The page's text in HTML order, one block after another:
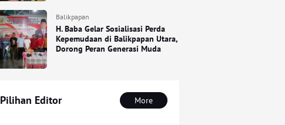
Balikpapan
H. Baba Gelar Sosialisasi Perda
Kepemudaan di Balikpapan Utara,
Dorong Peran Generasi Muda
Pilihan Editor More